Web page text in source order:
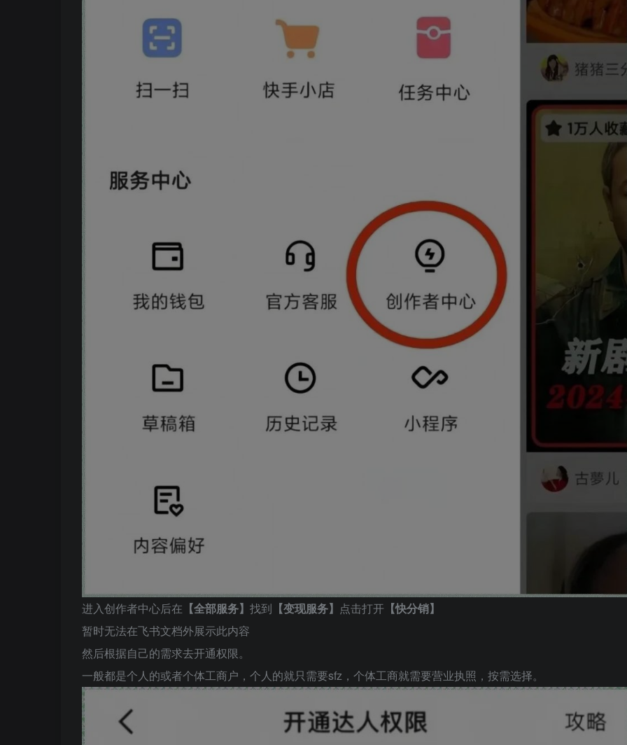
进入创作者中心后在 【全部服务】 找到 【变现服务】 点击打开 【快分销】
暂时无法在飞书文档外展示此内容
然后根据自己的需求去开通权限。
一般都是个人的或者个体工商户，个人的就只需要sfz，个体工商就需要营业执照，按需选择。